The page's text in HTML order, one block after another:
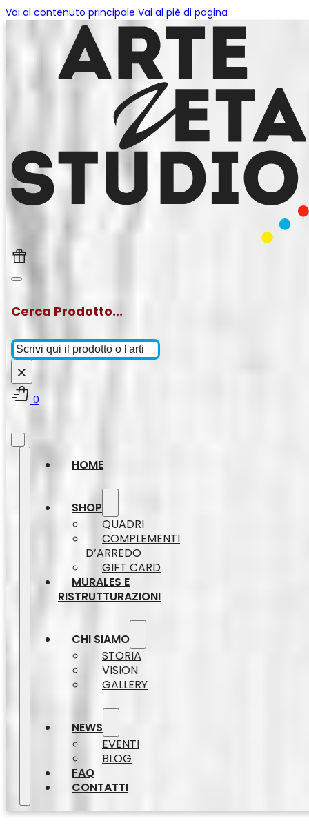
Vai al contenuto principale Vai al piè di pagina
Cerca Prodotto...
Cerca
×
0
HOME
SHOP
QUADRI
COMPLEMENTI
D’ARREDO
GIFT CARD
MURALES E
RISTRUTTURAZIONI
CHI SIAMO
STORIA
VISION
GALLERY
NEWS
EVENTI
BLOG
FAQ
CONTATTI